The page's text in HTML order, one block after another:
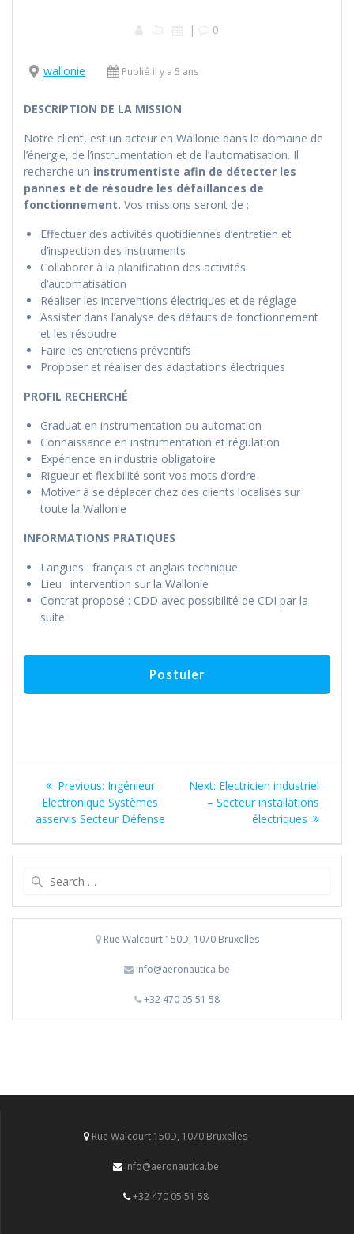
| 0
wallonie Publié il y a 5 ans
DESCRIPTION DE LA MISSION
Notre client, est un acteur en Wallonie dans le domaine de
l’énergie, de l’instrumentation et de l’automatisation. Il
recherche un instrumentiste afin de détecter les
pannes et de résoudre les défaillances de
fonctionnement. Vos missions seront de :
Effectuer des activités quotidiennes d’entretien et
d’inspection des instruments
Collaborer à la planification des activités
d’automatisation
Réaliser les interventions électriques et de réglage
Assister dans l’analyse des défauts de fonctionnement
et les résoudre
Faire les entretiens préventifs
Proposer et réaliser des adaptations électriques
PROFIL RECHERCHÉ
Graduat en instrumentation ou automation
Connaissance en instrumentation et régulation
Expérience en industrie obligatoire
Rigueur et flexibilité sont vos mots d’ordre
Motiver à se déplacer chez des clients localisés sur
toute la Wallonie
INFORMATIONS PRATIQUES
Langues : français et anglais technique
Lieu : intervention sur la Wallonie
Contrat proposé : CDD avec possibilité de CDI par la
suite
Navigation
de
l’article
Previous: Previous
post:
Ingénieur
Electronique Systèmes
asservis Secteur Défense
Next: Next
post:
Electricien industriel
– Secteur installations
électriques
Rue Walcourt 150D, 1070 Bruxelles
info@aeronautica.be
+32 470 05 51 58
Rue Walcourt 150D, 1070 Bruxelles
info@aeronautica.be
+32 470 05 51 58